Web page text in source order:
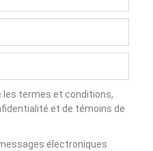
les termes et conditions,
et de témoins de
électroniques